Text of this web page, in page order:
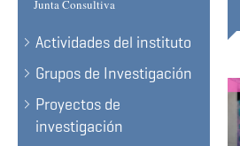
Junta Consultiva
Actividades del instituto
Grupos de Investigación
Proyectos de
investigación